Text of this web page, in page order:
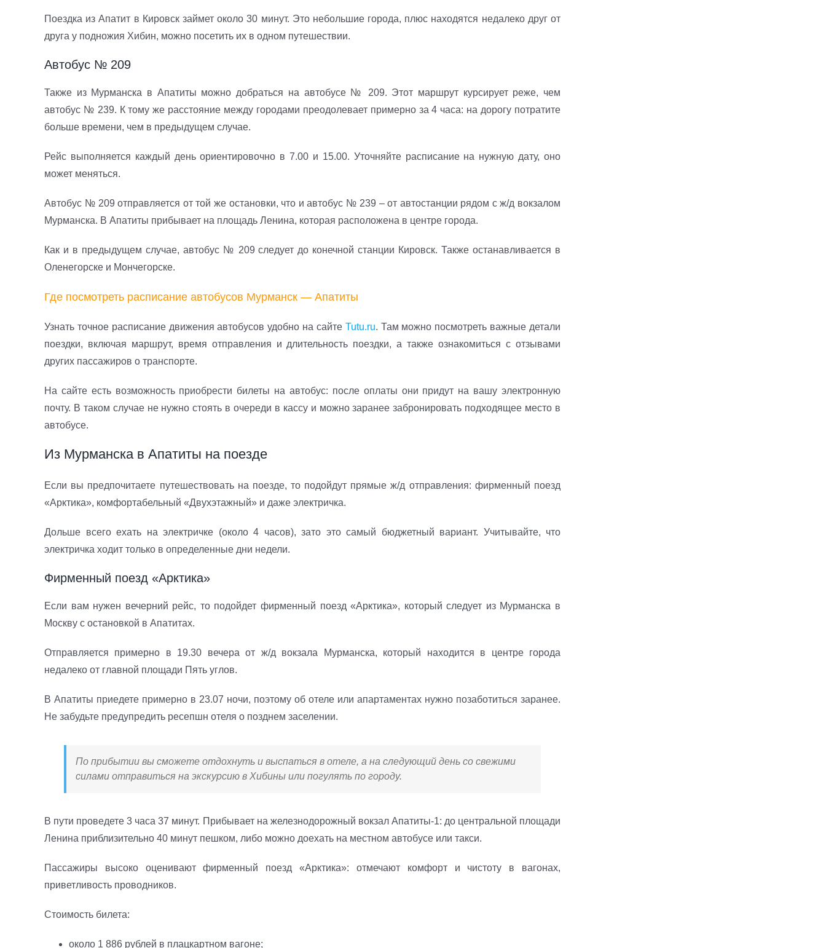
Поездка из Апатит в Кировск займет около 30 минут. Это небольшие города, плюс находятся недалеко друг от
друга у подножия Хибин, можно посетить их в одном путешествии.
Автобус № 209
Также из Мурманска в Апатиты можно добраться на автобусе № 209. Этот маршрут курсирует реже, чем
автобус № 239. К тому же расстояние между городами преодолевает примерно за 4 часа: на дорогу потратите
больше времени, чем в предыдущем случае.
Рейс выполняется каждый день ориентировочно в 7.00 и 15.00. Уточняйте расписание на нужную дату, оно
может меняться.
Автобус № 209 отправляется от той же остановки, что и автобус № 239 – от автостанции рядом с ж/д вокзалом
Мурманска. В Апатиты прибывает на площадь Ленина, которая расположена в центре города.
Как и в предыдущем случае, автобус № 209 следует до конечной станции Кировск. Также останавливается в
Оленегорске и Мончегорске.
Где посмотреть расписание автобусов Мурманск — Апатиты
Узнать точное расписание движения автобусов удобно на сайте Tutu.ru. Там можно посмотреть важные детали
поездки, включая маршрут, время отправления и длительность поездки, а также ознакомиться с отзывами
других пассажиров о транспорте.
На сайте есть возможность приобрести билеты на автобус: после оплаты они придут на вашу электронную
почту. В таком случае не нужно стоять в очереди в кассу и можно заранее забронировать подходящее место в
автобусе.
Из Мурманска в Апатиты на поезде
Если вы предпочитаете путешествовать на поезде, то подойдут прямые ж/д отправления: фирменный поезд
«Арктика», комфортабельный «Двухэтажный» и даже электричка.
Дольше всего ехать на электричке (около 4 часов), зато это самый бюджетный вариант. Учитывайте, что
электричка ходит только в определенные дни недели.
Фирменный поезд «Арктика»
Если вам нужен вечерний рейс, то подойдет фирменный поезд «Арктика», который следует из Мурманска в
Москву с остановкой в Апатитах.
Отправляется примерно в 19.30 вечера от ж/д вокзала Мурманска, который находится в центре города
недалеко от главной площади Пять углов.
В Апатиты приедете примерно в 23.07 ночи, поэтому об отеле или апартаментах нужно позаботиться заранее.
Не забудьте предупредить ресепшн отеля о позднем заселении.
По прибытии вы сможете отдохнуть и выспаться в отеле, а на следующий день со свежими
силами отправиться на экскурсию в Хибины или погулять по городу.
В пути проведете 3 часа 37 минут. Прибывает на железнодорожный вокзал Апатиты-1: до центральной площади
Ленина приблизительно 40 минут пешком, либо можно доехать на местном автобусе или такси.
Пассажиры высоко оценивают фирменный поезд «Арктика»: отмечают комфорт и чистоту в вагонах,
приветливость проводников.
Стоимость билета:
около 1 886 рублей в плацкартном вагоне;